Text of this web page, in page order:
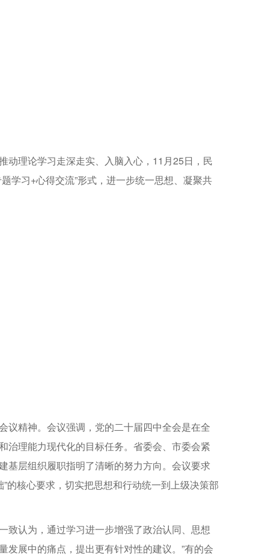
动理论学习走深走实、入脑入心，11月25日，民
学习+心得交流”形式，进一步统一思想、凝聚共
议精神。会议强调，党的二十届四中全会是在全
治理能力现代化的目标任务。省委会、市委会紧
基层组织履职指明了清晰的努力方向。会议要求
的核心要求，切实把思想和行动统一到上级决策部
致认为，通过学习进一步增强了政治认同、思想
展中的痛点，提出更有针对性的建议。”有的会